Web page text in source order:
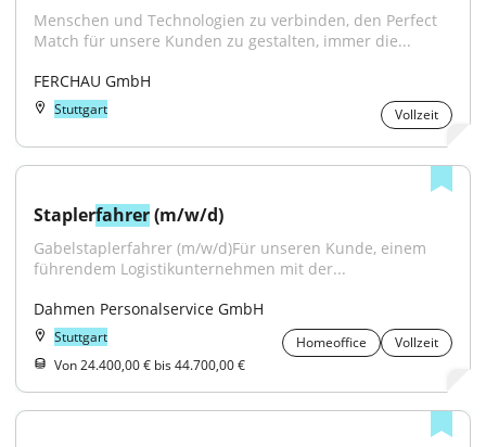
Menschen und Technologien zu verbinden, den Perfect
Match für unsere Kunden zu gestalten, immer die...
FERCHAU GmbH
Stuttgart Vollzeit
Staplerfahrer (m/w/d)
Gabelstaplerfahrer (m/w/d)Für unseren Kunde, einem
führendem Logistikunternehmen mit der...
Dahmen Personalservice GmbH
Stuttgart Homeoffice
Vollzeit
Von 24.400,00 € bis 44.700,00 €